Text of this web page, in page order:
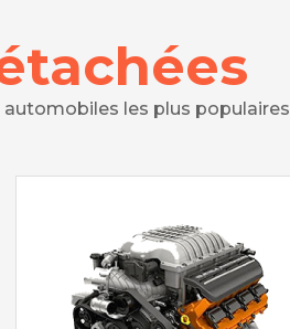
les plus populaires